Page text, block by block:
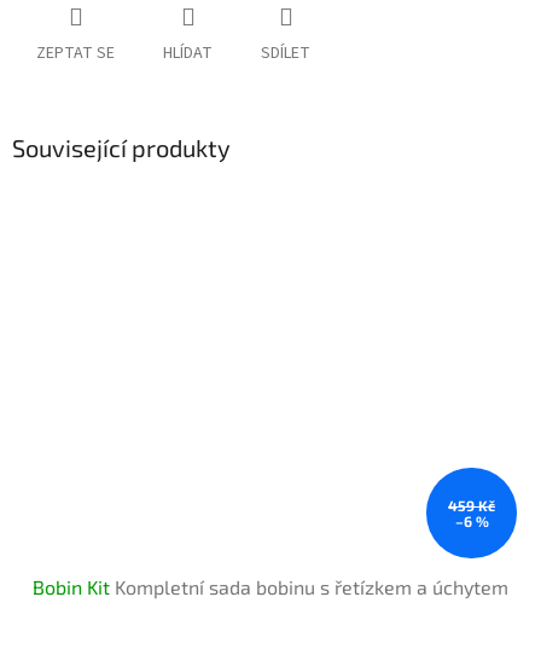
ZEPTAT SE HLÍDAT SDÍLET
Související produkty
459 Kč
–6 %
Bobin Kit Kompletní sada bobinu s řetízkem a úchytem